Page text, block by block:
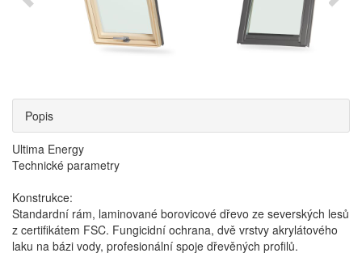
Popis
Ultima Energy
Technické parametry
Konstrukce:
Standardní rám, laminované borovicové dřevo ze severských lesů
z certifikátem FSC. Fungicidní ochrana, dvě vrstvy akrylátového
laku na bázi vody, profesionální spoje dřevěných profilů.